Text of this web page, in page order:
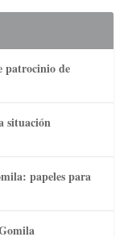
patrocinio de
situación
papeles para